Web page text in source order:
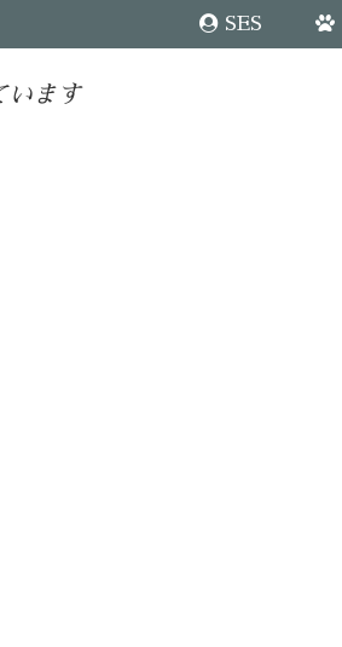
SES
います